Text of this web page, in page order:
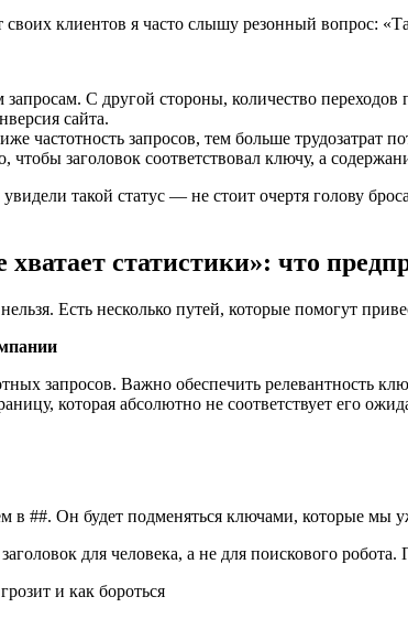
клиентов я часто слышу резонный вопрос:
С другой стороны, количество
сайта.
частотность запросов, тем больше трудозатрат
чтобы заголовок соответствовал ключу, а
такой статус — не стоит очертя голову
статистики»: что
Есть несколько путей, которые помогут
запросов. Важно обеспечить релевантность
которая абсолютно не соответствует его
в ##. Он будет подменяться ключами, которые мы
для человека, а не для поискового